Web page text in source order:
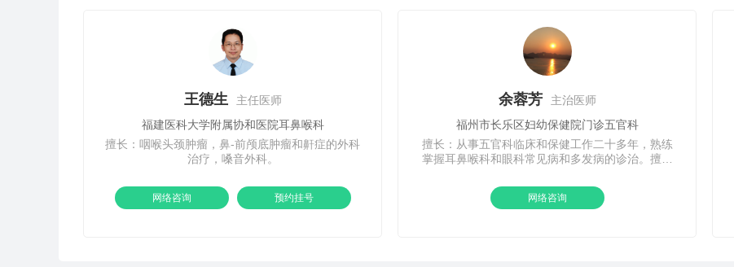
王德生
主任医师
福建医科大学附属协和医院耳鼻喉科
擅长：咽喉头颈肿瘤，鼻-前颅底肿瘤和鼾症的外科
治疗，嗓音外科。
网络咨询 预约挂号
余蓉芳
主治医师
福州市长乐区妇幼保健院门诊五官科
擅长：从事五官科临床和保健工作二十多年，熟练
掌握耳鼻喉科和眼科常见病和多发病的诊治。擅长
等的诊治有较丰富的经验
网络咨询